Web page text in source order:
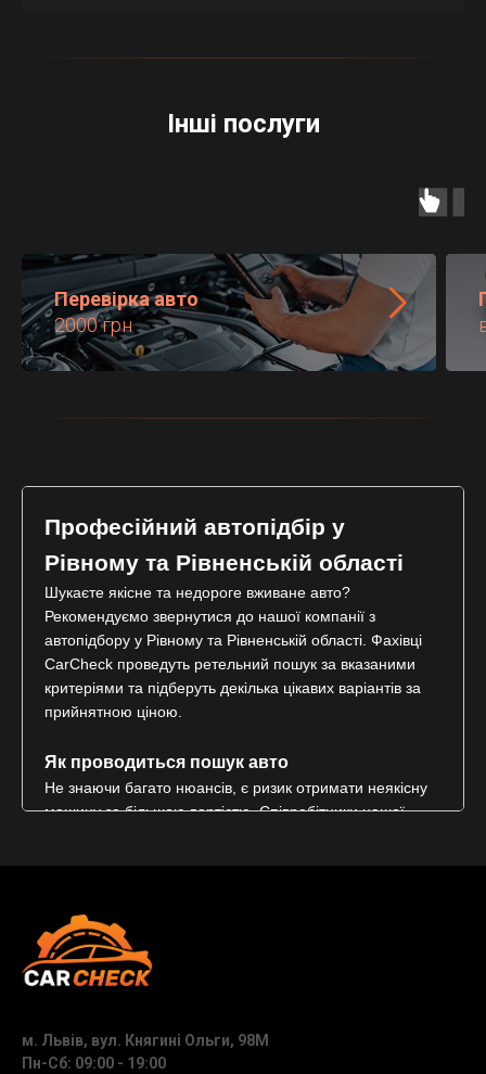
Інші послуги
Перевірка авто
2000 грн
Професійний автопідбір у
Рівному та Рівненській області
Шукаєте якісне та недороге вживане авто?
Рекомендуємо звернутися до нашої компанії з
автопідбору у Рівному та Рівненській області. Фахівці
CarCheck проведуть ретельний пошук за вказаними
критеріями та підберуть декілька цікавих варіантів за
прийнятною ціною.
Як проводиться пошук авто
Не знаючи багато нюансів, є ризик отримати неякісну
машину за більшою вартістю. Співробітники нашої
● Моніторить приватні оголошення на різноманітних
ресурсах.
● Проводить опитування власника по телефону щодо
● Проводить попередній візуальний огляд на предмет
м. Львів, вул. Княгині Ольги, 98М
Пн-Сб: 09:00 - 19:00